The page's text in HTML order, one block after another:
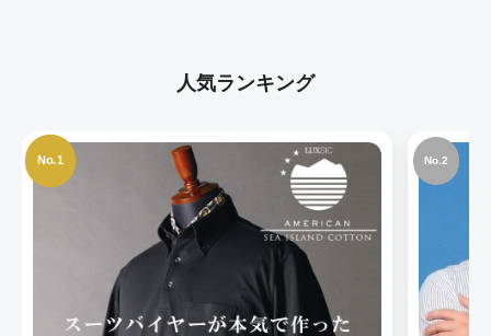
人気ランキング
No.1 No.2